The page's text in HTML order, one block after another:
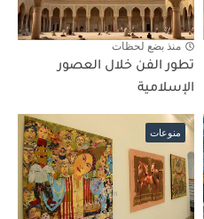
منذ بضع لحظات
تطور الفن خلال العصور
الإسلامية
منوعات